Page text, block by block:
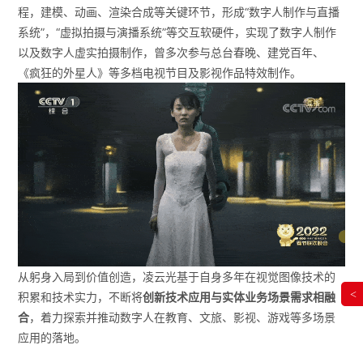
程，建模、动画、渲染合成等关键环节，形成“数字人制作与直播
系统”，“虚拟拍摄与演播系统”等交互软硬件，实现了数字人制作
以及数字人虚实拍摄制作，曾多次参与总台春晚、建党百年、
《疯狂的外星人》等多档电视节目及影视作品特效制作。
从躬身入局到价值创造，凌云光基于自身多年在视觉图像技术的
积累和技术实力，不断将创新技术应用与实体业务场景需求相融
合，着力探索并推动数字人在教育、文旅、影视、游戏等多场景
应用的落地。
<